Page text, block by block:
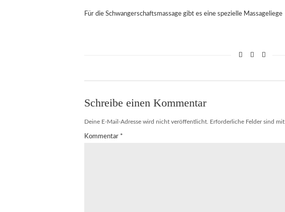
Für die Schwangerschaftsmassage gibt es eine spezielle Massageliege
Schreibe einen Kommentar
Deine E-Mail-Adresse wird nicht veröffentlicht. Erforderliche Felder sind mit
Kommentar *